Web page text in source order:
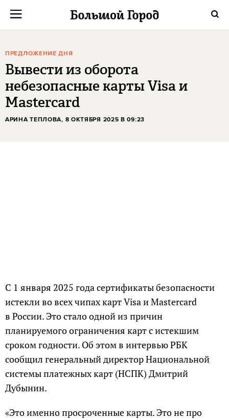
ПРЕДЛОЖЕНИЕ ДНЯ
Вывести из оборота
небезопасные карты Visa и
Mastercard
АРИНА ТЕПЛОВА, 8 ОКТЯБРЯ 2025 В 09:23
С 1 января 2025 года сертификаты безопасности
истекли во всех чипах карт Visa и Mastercard
в России. Это стало одной из причин
планируемого ограничения карт с истекшим
сроком годности. Об этом в интервью РБК
сообщил генеральный директор Национальной
системы платежных карт (НСПК) Дмитрий
Дубынин.
«Это именно просроченные карты. Это не про